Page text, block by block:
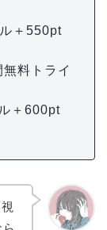
＋550pt
無料トライ
＋600pt